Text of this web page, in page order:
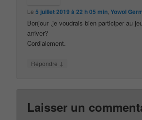
Le5 juillet 2019 à 22 h 05 min ,Yowol
Bonjour ,je voudrais bien participer au
arriver?
Cordialement.
Répondre ↓
Laisser un